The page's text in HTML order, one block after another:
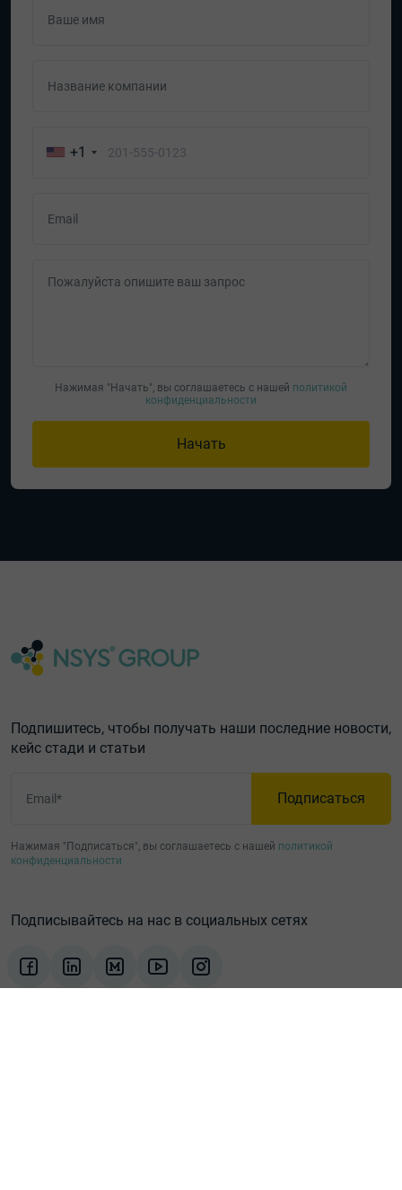
Ваше имя
Название компании
+1
Email
Пожалуйста опишите ваш запрос
Нажимая "Начать", вы соглашаетесь с нашей политикой
конфиденциальности
Начать
Подпишитесь, чтобы получать наши последние новости,
кейс стади и статьи
Email* Подписаться
Нажимая "Подписаться", вы соглашаетесь с нашей политикой
конфиденциальности
Подписывайтесь на нас в социальных сетях